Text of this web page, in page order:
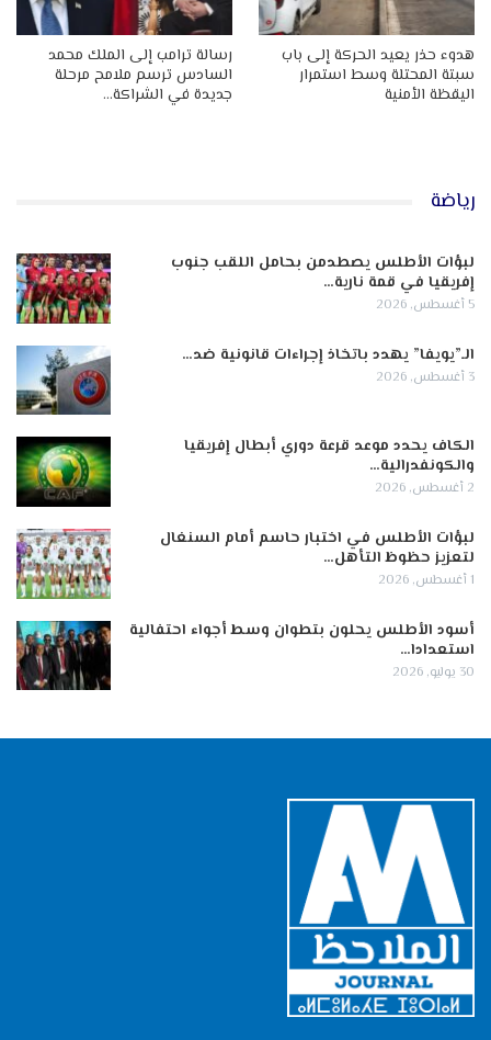
هدوء حذر يعيد الحركة إلى باب
سبتة المحتلة وسط استمرار
اليقظة الأمنية
رسالة ترامب إلى الملك محمد
السادس ترسم ملامح مرحلة
جديدة في الشراكة…
رياضة
لبؤات الأطلس يصطدمن بحامل اللقب جنوب
إفريقيا في قمة نارية…
5 أغسطس, 2026
الـ”يويفا” يهدد باتخاذ إجراءات قانونية ضد…
3 أغسطس, 2026
الكاف يحدد موعد قرعة دوري أبطال إفريقيا
والكونفدرالية…
2 أغسطس, 2026
لبؤات الأطلس في اختبار حاسم أمام السنغال
لتعزيز حظوظ التأهل…
1 أغسطس, 2026
أسود الأطلس يحلون بتطوان وسط أجواء احتفالية
استعدادا…
30 يوليو, 2026